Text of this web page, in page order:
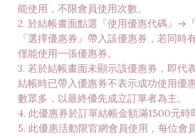
能使用，不限會員使用次數。
2. 於結帳畫面點選『使用優惠代碼』→
『選擇優惠券』帶入該優惠券，若同時
僅能使用一張優惠券。
3. 若於結帳畫面未顯示該優惠券，即代
結帳時已帶入優惠券不表示成功使用優
數眾多，以最終優先成立訂單者為主。
4. 此優惠券於訂單結帳金額滿1500元時
5. 此優惠活動限官網會員使用，每位會